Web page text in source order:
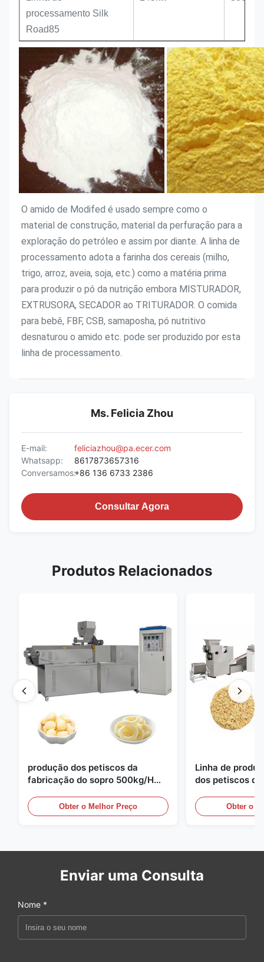
processamento Silk
Road85
O amido de Modifed é usado sempre como o
material de construção, material da perfuração para a
exploração do petróleo e assim por diante. A linha de
processamento adota a farinha dos cereais (milho,
trigo, arroz, aveia, soja, etc.) como a matéria prima
para produzir o pó da nutrição embora MISTURADOR,
EXTRUSORA, SECADOR ao TRITURADOR. O comida
para bebê, FBF, CSB, samaposha, pó nutritivo
desnaturou o amido etc. pode ser produzido por esta
linha de processamento.
Ms. Felicia Zhou
E-mail:
feliciazhou@pa.ecer.com
Whatsapp:
8617873657316
Conversamos:+86 136 6733 2386
Consultar Agora
Produtos Relacionados
produção dos petiscos da
fabricação do sopro 500kg/H
Obter o Melhor Preço
Linha de
dos petiscos
Obter o
Enviar uma Consulta
Nome *